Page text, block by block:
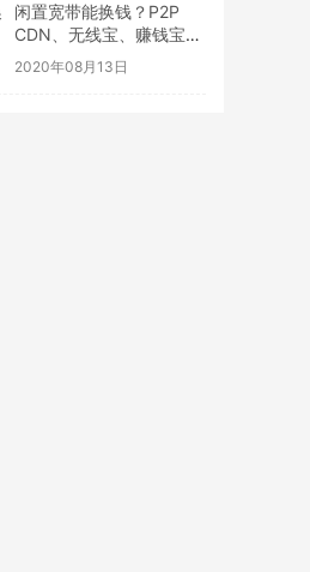
闲置宽带能换钱？P2P
CDN、无线宝、赚钱宝到
底靠不靠谱
2020年08月13日